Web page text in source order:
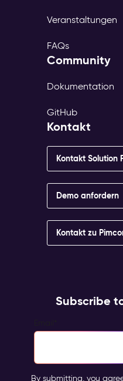
Veranstaltungen
FAQs
Community
Dokumentation
GitHub
Kontakt
Kontakt Solution
Demo anfordern
Kontakt zu
Subscribe
By submitting, you